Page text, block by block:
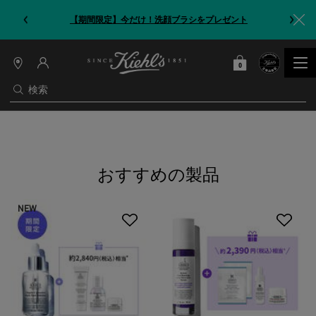
【期間限定】今だけ！洗顔ブラシをプレゼント
検索
店
情
報
カート
0
0 カート内の製品
おすすめの製品
NEW